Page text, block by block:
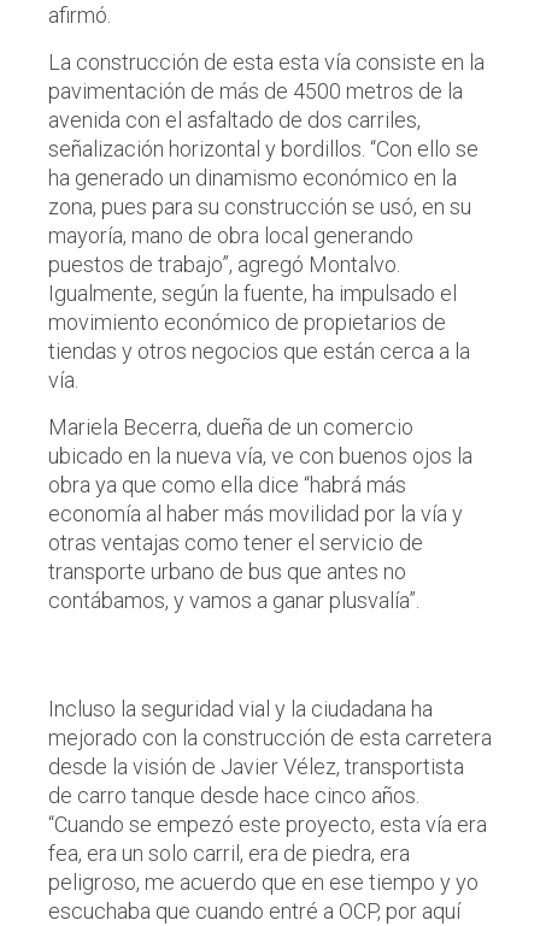
afirmó.
La construcción de esta esta vía consiste en la
pavimentación de más de 4500 metros de la
avenida con el asfaltado de dos carriles,
señalización horizontal y bordillos. “Con ello se
ha generado un dinamismo económico en la
zona, pues para su construcción se usó, en su
mayoría, mano de obra local generando
puestos de trabajo”, agregó Montalvo.
Igualmente, según la fuente, ha impulsado el
movimiento económico de propietarios de
tiendas y otros negocios que están cerca a la
vía.
Mariela Becerra, dueña de un comercio
ubicado en la nueva vía, ve con buenos ojos la
obra ya que como ella dice “habrá más
economía al haber más movilidad por la vía y
otras ventajas como tener el servicio de
transporte urbano de bus que antes no
contábamos, y vamos a ganar plusvalía”.
Incluso la seguridad vial y la ciudadana ha
mejorado con la construcción de esta carretera
desde la visión de Javier Vélez, transportista
de carro tanque desde hace cinco años.
“Cuando se empezó este proyecto, esta vía era
fea, era un solo carril, era de piedra, era
peligroso, me acuerdo que en ese tiempo y yo
escuchaba que cuando entré a OCP, por aquí